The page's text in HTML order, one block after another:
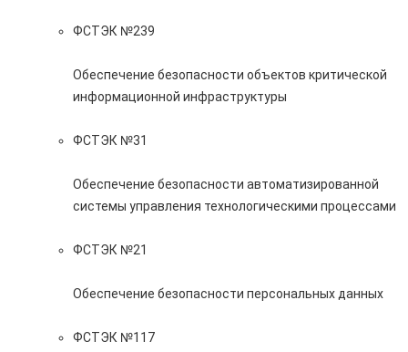
ФСТЭК №239
Обеспечение безопасности объектов критической
информационной инфраструктуры
ФСТЭК №31
Обеспечение безопасности автоматизированной
системы управления технологическими процессами
ФСТЭК №21
Обеспечение безопасности персональных данных
ФСТЭК №117